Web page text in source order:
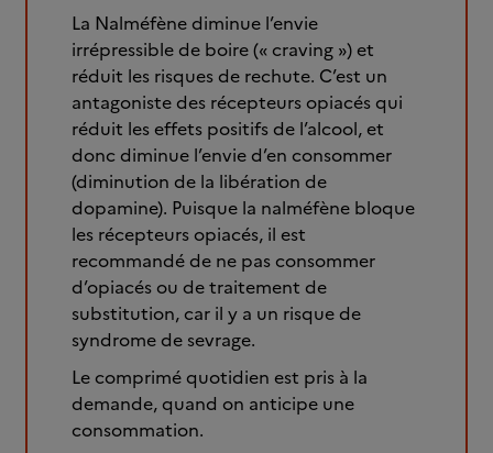
La Nalméfène diminue l’envie
irrépressible de boire (« craving ») et
réduit les risques de rechute. C’est un
antagoniste des récepteurs opiacés qui
réduit les effets positifs de l’alcool, et
donc diminue l’envie d’en consommer
(diminution de la libération de
dopamine). Puisque la nalméfène bloque
les récepteurs opiacés, il est
recommandé de ne pas consommer
d’opiacés ou de traitement de
substitution, car il y a un risque de
syndrome de sevrage.
Le comprimé quotidien est pris à la
demande, quand on anticipe une
consommation.